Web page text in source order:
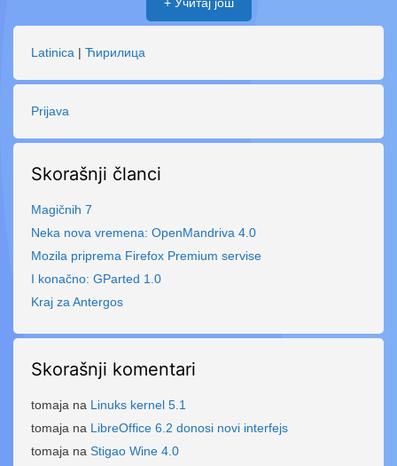
Latinica | Ћирилица
Prijava
Skorašnji članci
Magičnih 7
Neka nova vremena: OpenMandriva 4.0
Mozila priprema Firefox Premium servise
I konačno: GParted 1.0
Kraj za Antergos
Skorašnji komentari
tomaja na Linuks kernel 5.1
tomaja na LibreOffice 6.2 donosi novi interfejs
tomaja na Stigao Wine 4.0